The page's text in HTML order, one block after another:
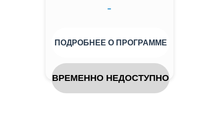
-
ВРЕМЕННО НЕДОСТУПНО
ПОДРОБНЕЕ О ПРОГРАММЕ